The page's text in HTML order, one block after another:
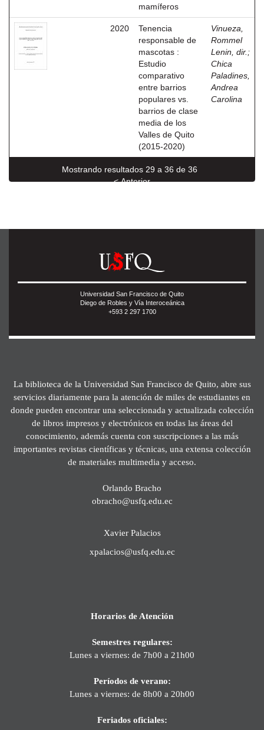
mamíferos
2020
Tenencia
responsable de
mascotas :
Estudio
comparativo
entre barrios
populares vs.
barrios de clase
media de los
Valles de Quito
(2015-2020)
Vinueza,
Rommel
Lenin, dir. ;
Chica
Paladines,
Andrea
Carolina
Mostrando resultados 29 a 36 de 36
< Anterior
Universidad San Francisco de Quito
Diego de Robles y Vía Interoceánica
+593 2 297 1700
La biblioteca de la Universidad San Francisco de Quito, abre sus
servicios diariamente para la atención de miles de estudiantes en
donde pueden encontrar una seleccionada y actualizada colección
de libros impresos y electrónicos en todas las áreas del
conocimiento, además cuenta con suscripciones a las más
importantes revistas científicas y técnicas, una extensa colección
de materiales multimedia y acceso.
Orlando Bracho
obracho@usfq.edu.ec
Xavier Palacios
xpalacios@usfq.edu.ec
Horarios de Atención
Semestres regulares:
Lunes a viernes: de 7h00 a 21h00
Períodos de verano:
Lunes a viernes: de 8h00 a 20h00
Feriados oficiales: